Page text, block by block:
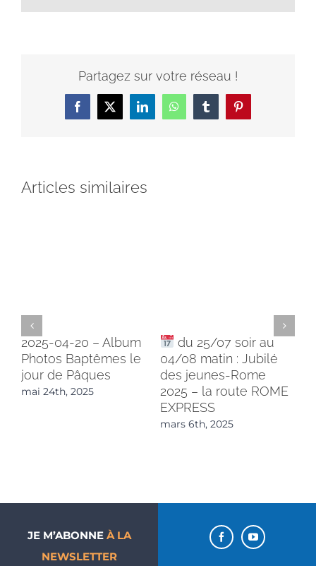
Partagez sur votre réseau !
Facebook
X LinkedInWhatsAppTumblrPinterest
Articles similaires
2025-04-20 – Album
Photos Baptêmes le
jour de Pâques
mai 24th, 2025
du 25/07 soir au
04/08 matin : Jubilé
des jeunes-Rome
2025 – la route ROME
EXPRESS
mars 6th, 2025
JE M’ABONNE À LA
NEWSLETTER